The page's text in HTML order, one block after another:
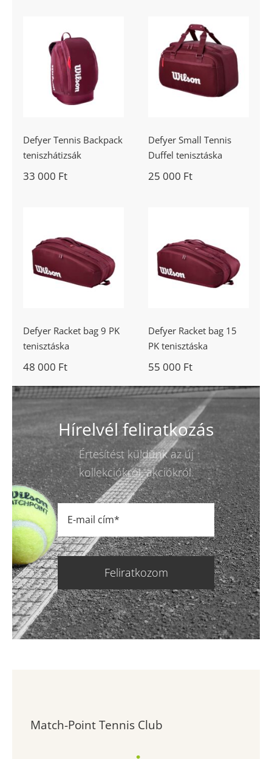
Defyer Tennis
Backpack
teniszhátizsák
Defyer Tennis Backpack
teniszhátizsák
33 000 Ft
Defyer Small
Tennis Duffel
tenisztáska
Defyer Small Tennis
Duffel tenisztáska
25 000 Ft
Defyer Racket
bag 9 PK
tenisztáska
Defyer Racket bag 9 PK
tenisztáska
48 000 Ft
Defyer Racket
bag 15 PK
tenisztáska
Defyer Racket bag 15
PK tenisztáska
55 000 Ft
Hírelvél feliratkozás
Értesítést küldünk az új
kollekciókról, akciókról.
Feliratkozom
Match-Point Tennis Club